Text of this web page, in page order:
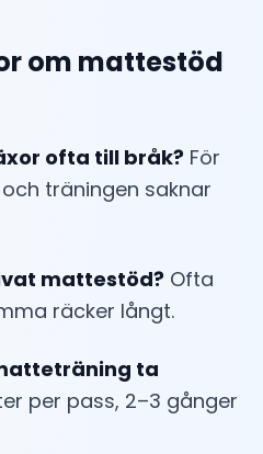
om mattestöd
ofta till bråk? För
träningen saknar
mattestöd? Ofta
räcker långt.
ta
per pass, 2–3 gånger